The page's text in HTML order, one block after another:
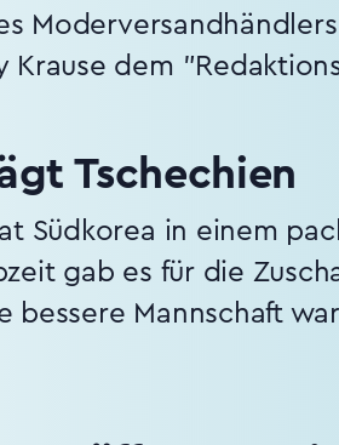
dem
Tschechien
Südkorea in einem
gab es für die
bessere Mannschaft